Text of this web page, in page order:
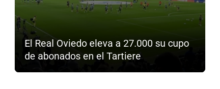
El Real Oviedo eleva a 27.000 su cupo
de abonados en el Tartiere